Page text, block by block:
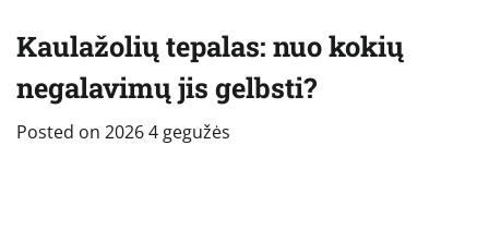
Kaulažolių tepalas: nuo kokių
negalavimų jis gelbsti?
Posted on 2026 4 gegužės